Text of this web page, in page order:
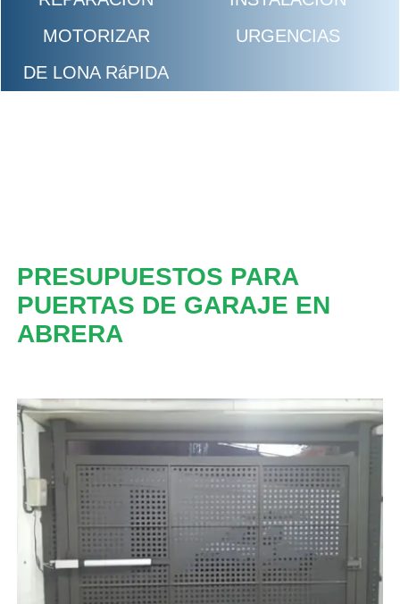
MOTORIZAR
URGENCIAS
DE LONA RáPIDA
PRESUPUESTOS PARA
PUERTAS DE GARAJE EN
ABRERA